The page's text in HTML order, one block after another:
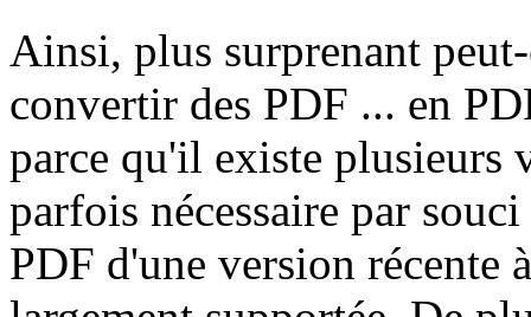
Ainsi, plus surprenant
convertir des PDF ... en
parce qu'il existe plusieurs
parfois nécessaire par
PDF d'une version récente